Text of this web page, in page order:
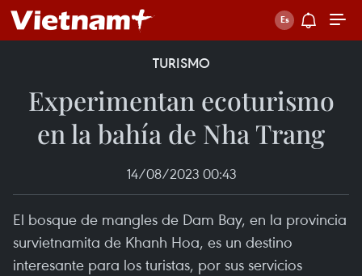
TURISMO
Experimentan ecoturismo
en la bahía de Nha Trang
14/08/2023 00:43
El bosque de mangles de Dam Bay, en la provincia
survietnamita de Khanh Hoa, es un destino
interesante para los turistas, por sus servicios